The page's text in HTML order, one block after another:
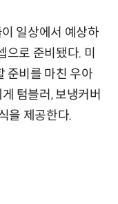
일상에서 예상하
으로 준비됐다. 미
준비를 마친 우아
텀블러, 보냉커버
을 제공한다.